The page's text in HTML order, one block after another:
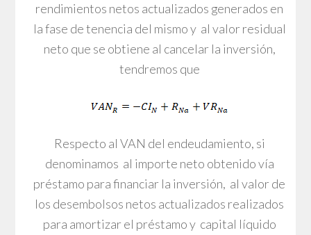
rendimientos netos actualizados generados en
la fase de tenencia del mismo y al valor residual
neto que se obtiene al cancelar la inversión,
tendremos que
Respecto al VAN del endeudamiento, si
denominamos al importe neto obtenido vía
préstamo para financiar la inversión, al valor de
los desembolsos netos actualizados realizados
para amortizar el préstamo y capital líquido